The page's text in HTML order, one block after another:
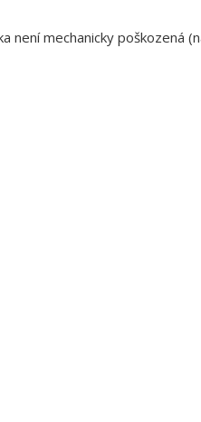
mechanicky poškozená